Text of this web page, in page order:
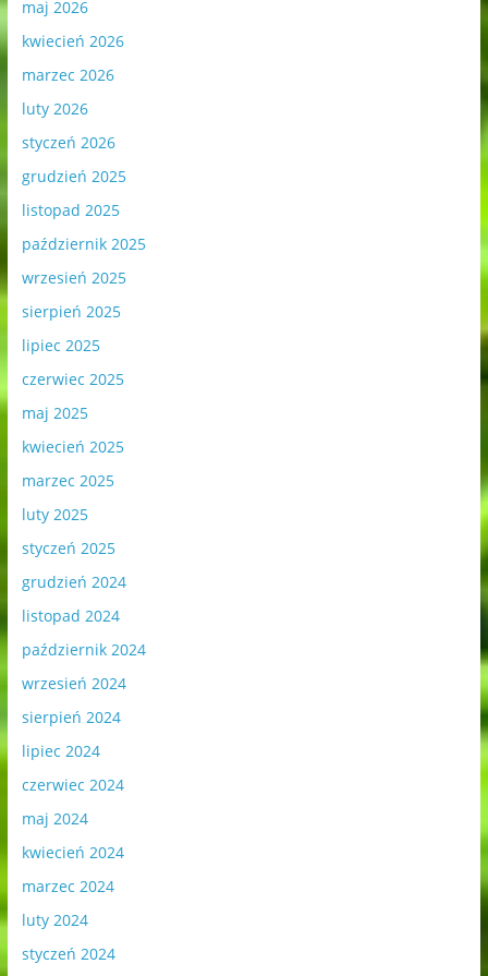
maj 2026
kwiecień 2026
marzec 2026
luty 2026
styczeń 2026
grudzień 2025
listopad 2025
październik 2025
wrzesień 2025
sierpień 2025
lipiec 2025
czerwiec 2025
maj 2025
kwiecień 2025
marzec 2025
luty 2025
styczeń 2025
grudzień 2024
listopad 2024
październik 2024
wrzesień 2024
sierpień 2024
lipiec 2024
czerwiec 2024
maj 2024
kwiecień 2024
marzec 2024
luty 2024
styczeń 2024